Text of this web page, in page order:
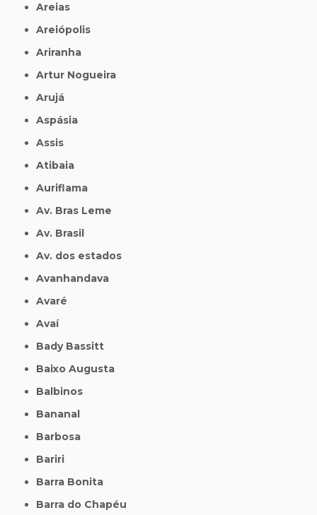
Areias
Areiópolis
Ariranha
Artur Nogueira
Arujá
Aspásia
Assis
Atibaia
Auriflama
Av. Bras Leme
Av. Brasil
Av. dos estados
Avanhandava
Avaré
Avaí
Bady Bassitt
Baixo Augusta
Balbinos
Bananal
Barbosa
Bariri
Barra Bonita
Barra do Chapéu